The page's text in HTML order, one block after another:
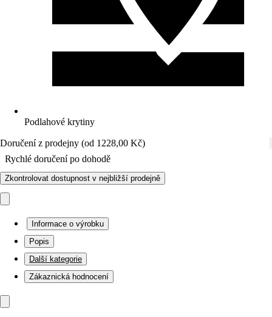
Podlahové krytiny
Doručení z prodejny (od 1228,00 Kč)
Rychlé doručení po dohodě
Zkontrolovat dostupnost v nejbližší prodejně
Informace o výrobku
Popis
Další kategorie
Zákaznická hodnocení